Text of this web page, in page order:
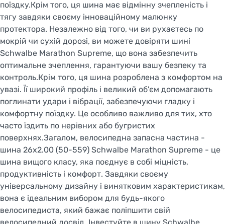
поїздку.Крім того, ця шина має відмінну зчепленість і
тягу завдяки своєму інноваційному малюнку
протектора. Незалежно від того, чи ви рухаєтесь по
мокрій чи сухій дорозі, ви можете довіряти шині
Schwalbe Marathon Supreme, що вона забезпечить
оптимальне зчеплення, гарантуючи вашу безпеку та
контроль.Крім того, ця шина розроблена з комфортом на
увазі. Її широкий профіль і великий об'єм допомагають
поглинати удари і вібрації, забезпечуючи гладку і
комфортну поїздку. Це особливо важливо для тих, хто
часто їздить по нерівних або бугристих
поверхнях.Загалом, велосипедна запасна частина -
шина 26x2.00 (50-559) Schwalbe Marathon Supreme - це
шина вищого класу, яка поєднує в собі міцність,
продуктивність і комфорт. Завдяки своєму
універсальному дизайну і винятковим характеристикам,
вона є ідеальним вибором для будь-якого
велосипедиста, який бажає поліпшити свій